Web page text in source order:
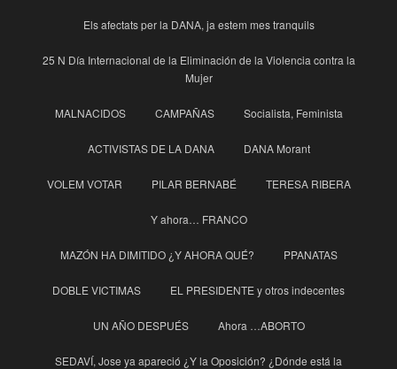
Els afectats per la DANA, ja estem mes tranquils
25 N Día Internacional de la Eliminación de la Violencia contra la
Mujer
MALNACIDOS CAMPAÑAS Socialista, Feminista
ACTIVISTAS DE LA DANA DANA Morant
VOLEM VOTAR PILAR BERNABÉ TERESA RIBERA
Y ahora… FRANCO
MAZÓN HA DIMITIDO ¿Y AHORA QUÉ? PPANATAS
DOBLE VICTIMAS EL PRESIDENTE y otros indecentes
UN AÑO DESPUÉS Ahora …ABORTO
SEDAVÍ, Jose ya apareció ¿Y la Oposición? ¿Dónde está la